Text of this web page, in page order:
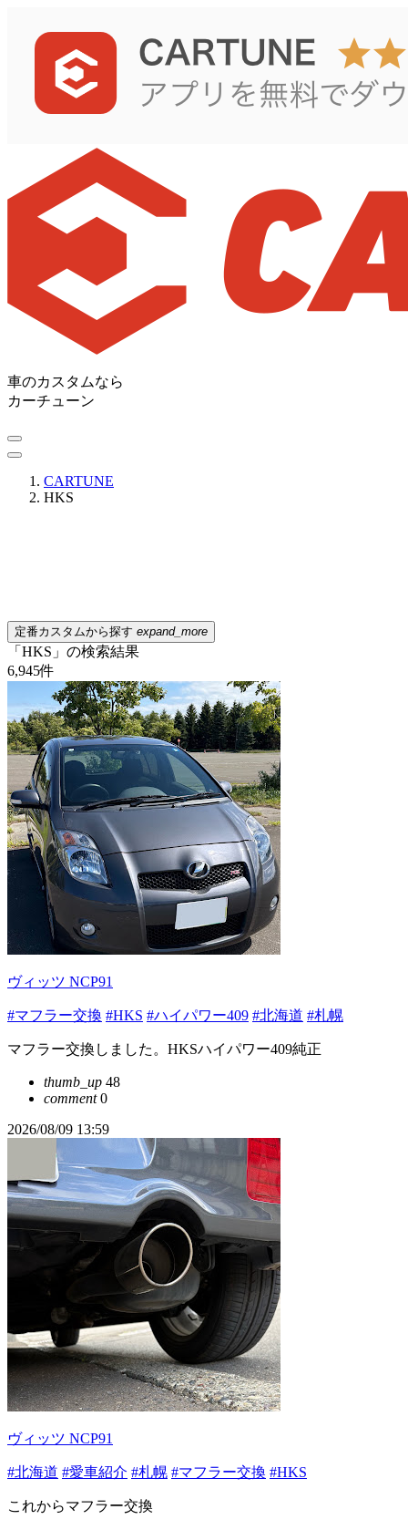
車のカスタムなら
カーチューン
CARTUNE
HKS
定番カスタムから探す expand_more
「HKS」の検索結果
6,945件
ヴィッツ NCP91
#マフラー交換 #HKS #ハイパワー409 #北海道 #札幌
マフラー交換しました。HKSハイパワー409純正
thumb_up 48
comment0
2026/08/09 13:59
ヴィッツ NCP91
#北海道 #愛車紹介 #札幌 #マフラー交換 #HKS
これからマフラー交換